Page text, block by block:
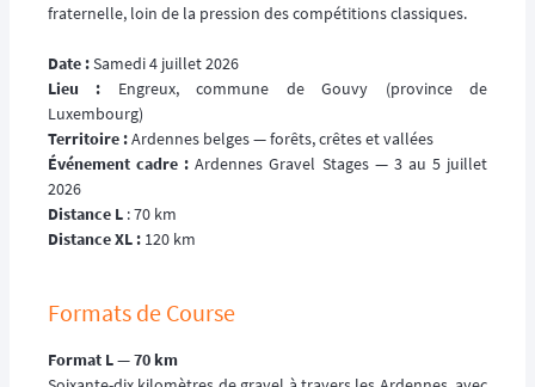
fraternelle, loin de la pression des compétitions classiques.
Date :Samedi 4 juillet 2026
Lieu : Engreux, commune de Gouvy (province de
Luxembourg)
Territoire :Ardennes belges — forêts, crêtes et vallées
Événement cadre :Ardennes Gravel Stages — 3 au 5 juillet
2026
Distance L : 70 km
Distance XL : 120 km
Formats de Course
Format L — 70 km